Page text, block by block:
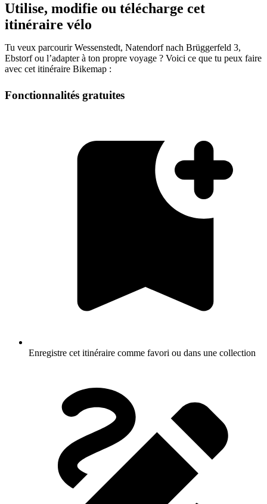
Utilise, modifie ou télécharge cet
itinéraire vélo
Tu veux parcourir Wessenstedt, Natendorf nach Brüggerfeld 3,
Ebstorf ou l’adapter à ton propre voyage ? Voici ce que tu peux faire
avec cet itinéraire Bikemap :
Fonctionnalités gratuites
Enregistre cet itinéraire comme favori ou dans une collection